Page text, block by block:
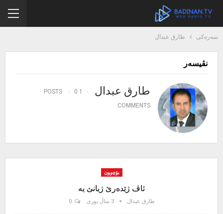
سەرەکی طارق عبدال
نڤیسەر
طارق عبدال
0
COMMENTS
بۆچوون
ئاڤ ژێدەرێ ژیانێ یە
طارق عبدال 0